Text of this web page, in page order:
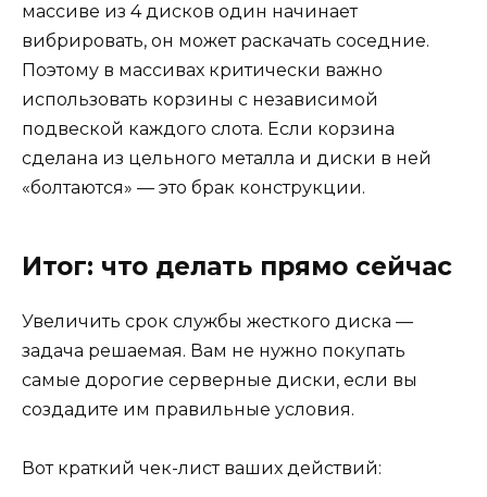
массиве из 4 дисков один начинает
вибрировать, он может раскачать соседние.
Поэтому в массивах критически важно
использовать корзины с независимой
подвеской каждого слота. Если корзина
сделана из цельного металла и диски в ней
«болтаются» — это брак конструкции.
Итог: что делать прямо сейчас
Увеличить срок службы жесткого диска —
задача решаемая. Вам не нужно покупать
самые дорогие серверные диски, если вы
создадите им правильные условия.
Вот краткий чек-лист ваших действий: